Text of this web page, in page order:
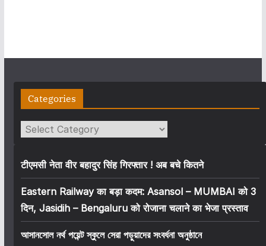
Categories
Categories
टीएमसी नेता वीर बहादुर सिंह गिरफ्तार ! अब बचे कितने
Eastern Railway का बड़ा कदम: Asansol – MUMBAI को 3
दिन, Jasidih – Bengaluru को रोजाना चलाने का भेजा प्रस्ताव
আসানসোল নর্থ পয়েন্ট স্কুলে সেরা পড়ুয়াদের সংবর্ধনা অনুষ্ঠানে